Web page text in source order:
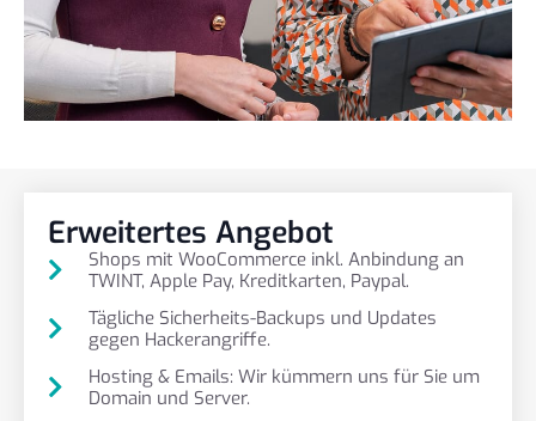
Erweitertes Angebot
Shops mit WooCommerce inkl. Anbindung an
TWINT, Apple Pay, Kreditkarten, Paypal.
Tägliche Sicherheits-Backups und Updates
gegen Hackerangriffe.
Hosting & Emails: Wir kümmern uns für Sie um
Domain und Server.